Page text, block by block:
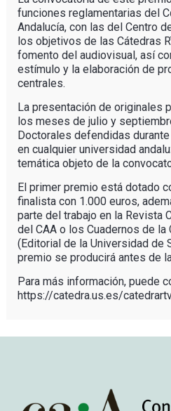
funciones reglamentarias del
Andalucía, con las del Centro
los objetivos de las Cátedras
fomento del audiovisual, así
estímulo y la elaboración de
centrales.
La presentación de originales
los meses de julio y
Doctorales defendidas
en cualquier universidad
temática objeto de la
El primer premio está dotado
finalista con 1.000 euros,
parte del trabajo en la Revista
del CAA o los Cuadernos de la
(Editorial de la Universidad de
premio se producirá antes de
Para más información, puede
https://catedra.us.es/